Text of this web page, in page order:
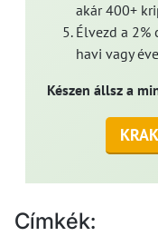
akár 400+
Élvezd a 2%
havi vagy
Készen állsz a
Címkék: